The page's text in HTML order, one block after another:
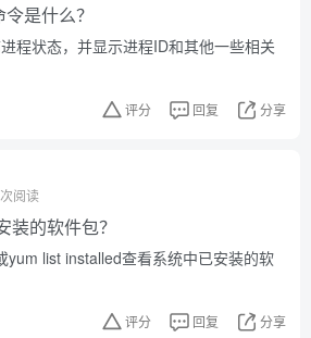
是什么？
程状态，并显示进程ID和其他一些相关
评分 回复 分享
阅读
的软件包？
yum list installed查看系统中已安装的软
评分 回复 分享